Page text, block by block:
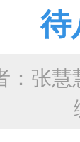
待
张